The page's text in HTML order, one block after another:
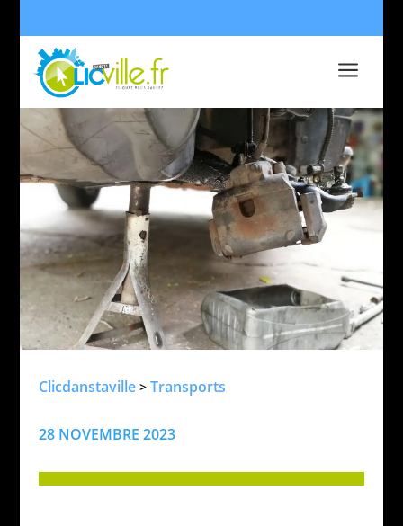
a
Clicdanstaville> Transports
28 NOVEMBRE 2023